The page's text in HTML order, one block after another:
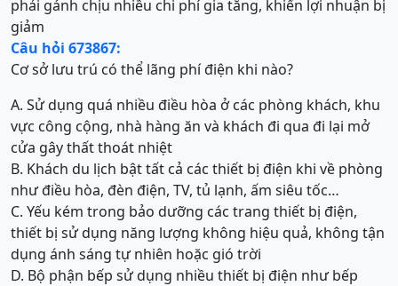
phải gánh chịu nhiều chi phí gia tăng, khiến lợi nhuận bị
giảm
Câu hỏi 673867:
Cơ sở lưu trú có thể lãng phí điện khi nào?
A. Sử dụng quá nhiều điều hòa ở các phòng khách, khu
vực công cộng, nhà hàng ăn và khách đi qua đi lại mở
cửa gây thất thoát nhiệt
B. Khách du lịch bật tất cả các thiết bị điện khi về phòng
như điều hòa, đèn điện, TV, tủ lạnh, ấm siêu tốc…
C. Yếu kém trong bảo dưỡng các trang thiết bị điện,
thiết bị sử dụng năng lượng không hiệu quả, không tận
dụng ánh sáng tự nhiên hoặc gió trời
D. Bộ phận bếp sử dụng nhiều thiết bị điện như bếp